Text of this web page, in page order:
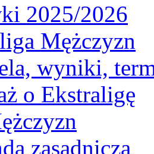
2025/2026
Mężczyzn
wyniki,
o Ekstraligę
zasadnicza